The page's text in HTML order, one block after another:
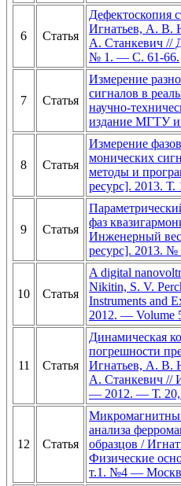
6 Статья
Дефектоскопия
Игнатьев, А. В.
А. Станкевич //
№ 1. — С. 61-66.
7 Статья
Измерение
сигналов в
научно-
издание МГТУ
8 Статья
Измерение
монических
методы и
ресурс]. 2013.
9 Статья
фаз
Инженерный
ресурс]. 2013. №
10 Статья
A digital
Nikitin, S. V.
Instruments and
2012. — Volume
11 Статья
Динамическая
погрешности
Игнатьев, А. В.
А. Станкевич //
— 2012. — Т.
12 Статья
анализа
образцов /
Физические
т.1. №4 —